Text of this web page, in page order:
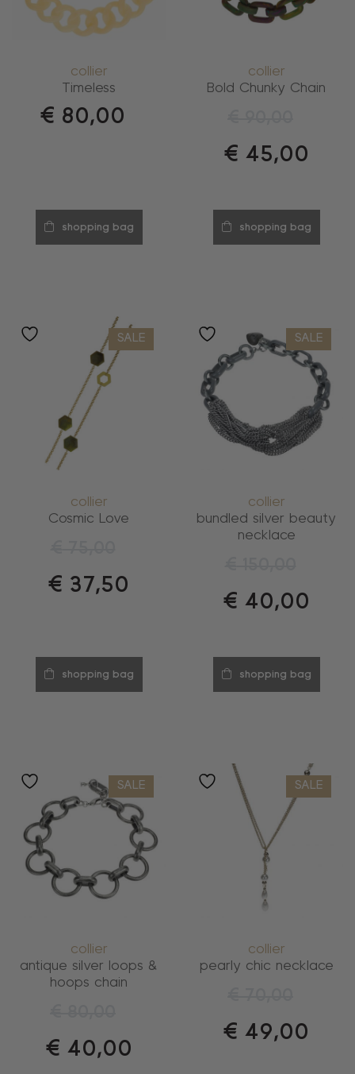
collier
Timeless
€ 80,00
shopping bag
collier
Bold Chunky Chain
€ 45,00
shopping bag
SALE
collier
Cosmic Love
€ 37,50
shopping bag
SALE
collier
bundled silver beauty
necklace
€ 40,00
shopping bag
SALE
collier
antique silver loops &
hoops chain
€ 40,00
SALE
collier
pearly chic necklace
€ 49,00